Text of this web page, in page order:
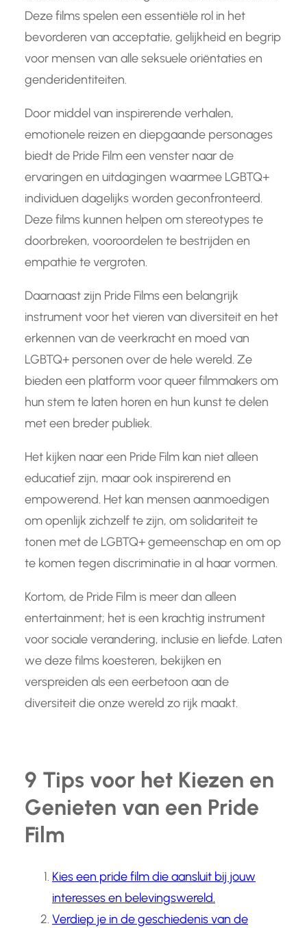
Deze films spelen een essentiële rol in het
bevorderen van acceptatie, gelijkheid en begrip
voor mensen van alle seksuele oriëntaties en
genderidentiteiten.
Door middel van inspirerende verhalen,
emotionele reizen en diepgaande personages
biedt de Pride Film een venster naar de
ervaringen en uitdagingen waarmee LGBTQ+
individuen dagelijks worden geconfronteerd.
Deze films kunnen helpen om stereotypes te
doorbreken, vooroordelen te bestrijden en
empathie te vergroten.
Daarnaast zijn Pride Films een belangrijk
instrument voor het vieren van diversiteit en het
erkennen van de veerkracht en moed van
LGBTQ+ personen over de hele wereld. Ze
bieden een platform voor queer filmmakers om
hun stem te laten horen en hun kunst te delen
met een breder publiek.
Het kijken naar een Pride Film kan niet alleen
educatief zijn, maar ook inspirerend en
empowerend. Het kan mensen aanmoedigen
om openlijk zichzelf te zijn, om solidariteit te
tonen met de LGBTQ+ gemeenschap en om op
te komen tegen discriminatie in al haar vormen.
Kortom, de Pride Film is meer dan alleen
entertainment; het is een krachtig instrument
voor sociale verandering, inclusie en liefde. Laten
we deze films koesteren, bekijken en
verspreiden als een eerbetoon aan de
diversiteit die onze wereld zo rijk maakt.
9 Tips voor het Kiezen en
Genieten van een Pride
Film
Kies een pride film die aansluit bij jouw
interesses en belevingswereld.
Verdiep je in de geschiedenis van de